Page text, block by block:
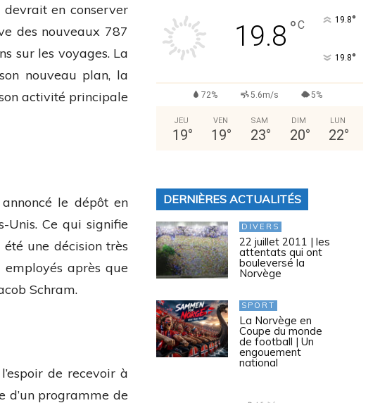
en conserver
des nouveaux 787
sur les voyages. La
nouveau plan, la
activité principale
le dépôt en
Unis. Ce qui signifie
été une décision très
après que
Schram.
de recevoir à
d’un programme de
19.8 °C 19.8°
19.8°
72% 5.6m/s 5%
JEU
19°
VEN
19°
SAM
23°
DIM
20°
LUN
22°
DERNIÈRES ACTUALITÉS
DIVERS
22 juillet 2011 | les
attentats qui ont
bouleversé la
Norvège
SPORT
La Norvège en
Coupe du monde
de football | Un
engouement
national